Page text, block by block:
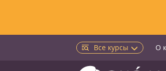
Все курсы О